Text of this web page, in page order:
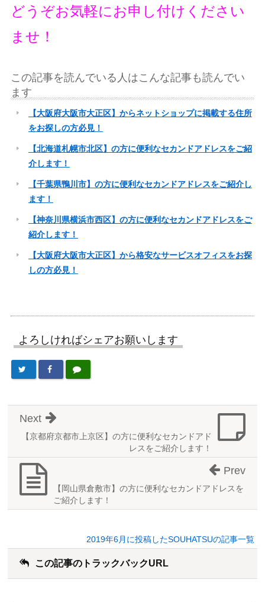
どうぞお気軽にお申し付けください
ませ！
この記事を読んでいる人はこんな記事も読んでい
ます
【大阪府大阪市大正区】からネットショップに掲載する住所
をお探しの方必見！
【北海道札幌市北区】の方に便利なセカンドアドレスをご紹
介します！
【千葉県鴨川市】の方に便利なセカンドアドレスをご紹介し
ます！
【神奈川県横浜市西区】の方に便利なセカンドアドレスをご
紹介します！
【大阪府大阪市大正区】から格安なサービスオフィスをお探
しの方必見！
よろしければシェアお願いします
【京都府京都市上京区】の方に便利なセカンドアド
レスをご紹介します！
Next
【岡山県倉敷市】の方に便利なセカンドアドレスを
ご紹介します！
Prev
2019年6月に投稿したSOUHATSUの記事一覧
この記事のトラックバックURL